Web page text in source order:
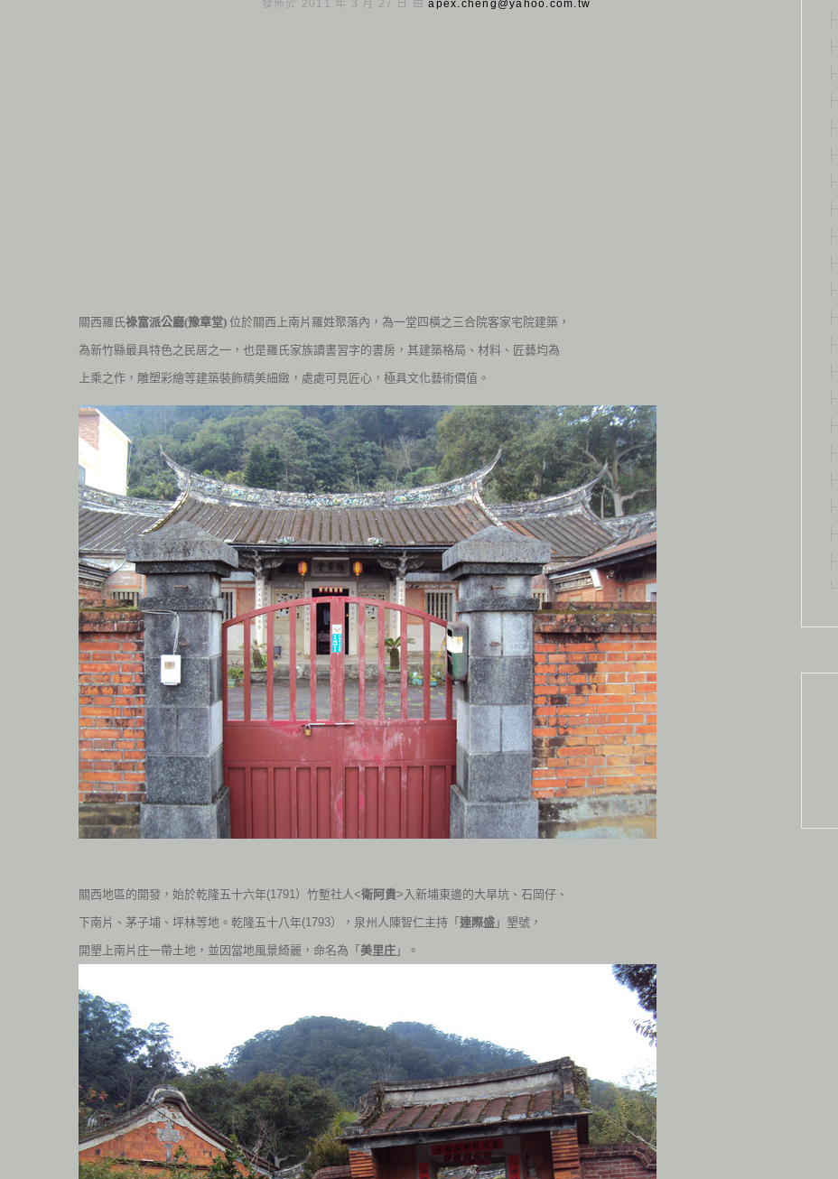
發佈於 2011 年 3 月 27 日 由apex.cheng@yahoo.com.tw
關西羅氏祿富派公廳(豫章堂) 位於關西上南片羅姓聚落內，為一堂四橫之三合院客家宅院建築，
為新竹縣最具特色之民居之一，也是羅氏家族讀書習字的書房，其建築格局、材料、匠藝均為
上乘之作，雕塑彩繪等建築裝飾精美細緻，處處可見匠心，極具文化藝術價值。
關西地區的開發，始於乾隆五十六年(1791）竹塹社人<衛阿貴>入新埔東邊的大旱坑、石岡仔、
下南片、茅子埔、坪林等地。乾隆五十八年(1793），泉州人陳智仁主持「 連際盛 」墾號，
開墾上南片庄一帶土地，並因當地風景綺麗，命名為「 美里庄 」。